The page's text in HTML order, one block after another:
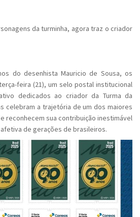
da turminha, agora traz o criador
do desenhista Mauricio de Sousa, os
feira (21), um selo postal institucional
dedicados ao criador da Turma da
celebram a trajetória de um dos maiores
reconhecem sua contribuição inestimável
de gerações de brasileiros.